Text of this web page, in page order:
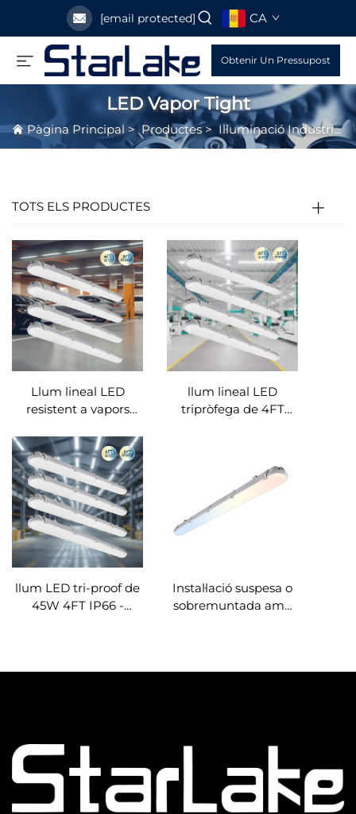
[email protected] CA
Obtenir Un Pressupost
LED Vapor Tight
Pàgina Principal >Productes> Il·luminació Industrial LED
TOTS ELS PRODUCTES
Llum lineal LED
resistent a vapors
eficiència de
125LM/W, opcions
5CCT (muntatge
superficial/sèsil)
llum lineal LED
tripròfega de 4FT
superficial o suspesa)
llum LED tri-proof de
45W 4FT IP66 -
sobretaula/suspès per
Instal·lació suspesa o
sobremuntada amb
tri-proof de 125lm/w,